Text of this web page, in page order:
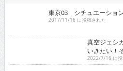
真空ジェシ
2022/7/16 に投